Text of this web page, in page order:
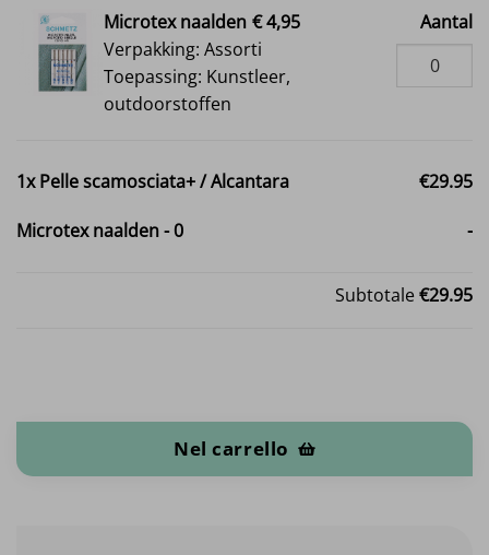
Microtex naalden € 4,95
Verpakking: Assorti
Toepassing: Kunstleer,
outdoorstoffen
Aantal
1xPelle scamosciata+ / Alcantara €29.95
Microtex naalden-0 -
Subtotale€29.95
Nel carrello